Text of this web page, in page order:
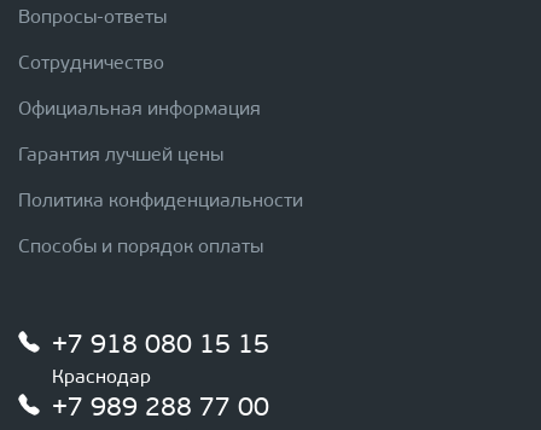
Вопросы-ответы
Сотрудничество
Официальная информация
Гарантия лучшей цены
Политика конфиденциальности
Способы и порядок оплаты
+7 918 080 15 15
Краснодар
+7 989 288 77 00